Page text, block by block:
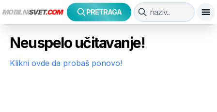
MOBILNISVET.COM PRETRAGA
Neuspelo učitavanje!
Klikni ovde da probaš ponovo!